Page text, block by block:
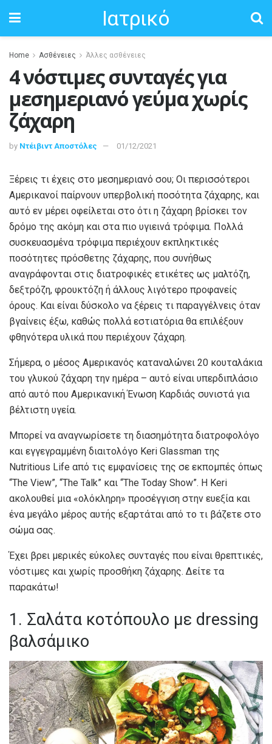
Ιατρικό
Home Ασθένειες Άλλες ασθένειες
4 νόστιμες συνταγές για
μεσημεριανό γεύμα χωρίς
ζάχαρη
by Ντέιβιντ Αποστόλες 01/12/2021
Ξέρεις τι έχεις στο μεσημεριανό σου; Οι περισσότεροι
Αμερικανοί παίρνουν υπερβολική ποσότητα ζάχαρης, και
αυτό εν μέρει οφείλεται στο ότι η ζάχαρη βρίσκει τον
δρόμο της ακόμη και στα πιο υγιεινά τρόφιμα. Πολλά
συσκευασμένα τρόφιμα περιέχουν εκπληκτικές
ποσότητες πρόσθετης ζάχαρης, που συνήθως
αναγράφονται στις διατροφικές ετικέτες ως μαλτόζη,
δεξτρόζη, φρουκτόζη ή άλλους λιγότερο προφανείς
όρους. Και είναι δύσκολο να ξέρεις τι παραγγέλνεις όταν
βγαίνεις έξω, καθώς πολλά εστιατόρια θα επιλέξουν
φθηνότερα υλικά που περιέχουν ζάχαρη.
Σήμερα, ο μέσος Αμερικανός καταναλώνει 20 κουταλάκια
του γλυκού ζάχαρη την ημέρα – αυτό είναι υπερδιπλάσιο
από αυτό που Αμερικανική Ένωση Καρδιάς συνιστά για
βέλτιστη υγεία.
Μπορεί να αναγνωρίσετε τη διασημότητα διατροφολόγο
και εγγεγραμμένη διαιτολόγο Keri Glassman της
Nutritious Life από τις εμφανίσεις της σε εκπομπές όπως
“The View”, “The Talk” και “The Today Show”. Η Keri
ακολουθεί μια «ολόκληρη» προσέγγιση στην ευεξία και
ένα μεγάλο μέρος αυτής εξαρτάται από το τι βάζετε στο
σώμα σας.
Έχει βρει μερικές εύκολες συνταγές που είναι θρεπτικές,
νόστιμες και χωρίς προσθήκη ζάχαρης. Δείτε τα
παρακάτω!
1. Σαλάτα κοτόπουλο με dressing
βαλσάμικο